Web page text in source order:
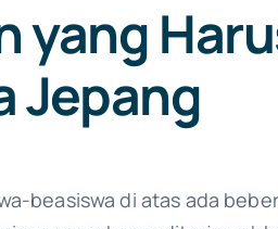
yang
Jepang
beasiswa di atas ada